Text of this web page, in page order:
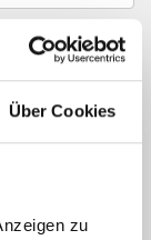
Über Cookies
zu